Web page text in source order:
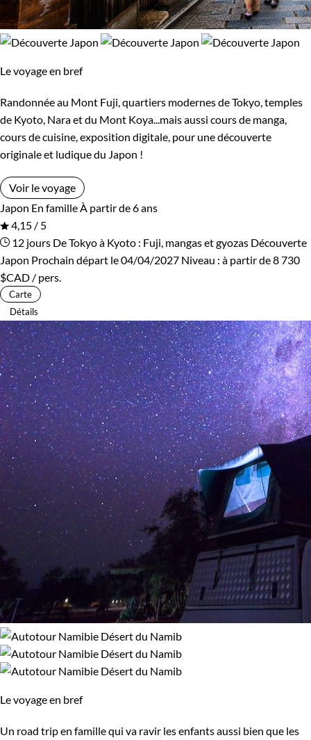
Le voyage en bref
Randonnée au Mont Fuji, quartiers modernes de Tokyo, temples
de Kyoto, Nara et du Mont Koya...mais aussi cours de manga,
cours de cuisine, exposition digitale, pour une découverte
originale et ludique du Japon !
Voir le voyage
Japon En famille À partir de 6 ans
4,15 / 5
12 jours De Tokyo à Kyoto : Fuji, mangas et gyozas Découverte
Japon Prochain départ le 04/04/2027 Niveau : à partir de8 730
$CAD / pers.
Carte
Détails
Le voyage en bref
Un road trip en famille qui va ravir les enfants aussi bien que les